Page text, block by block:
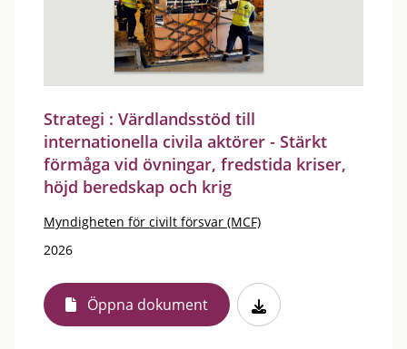
Strategi : Värdlandsstöd till
internationella civila aktörer - Stärkt
förmåga vid övningar, fredstida kriser,
höjd beredskap och krig
Myndigheten för civilt försvar (MCF)
2026
Öppna dokument